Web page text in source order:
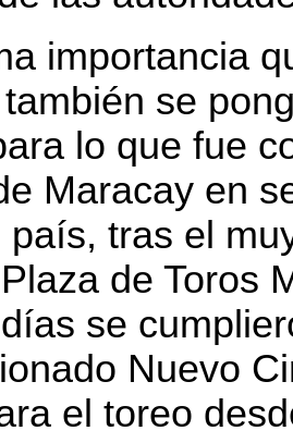
importancia
se
lo que fue
Maracay en
país, tras el
de Toros
se
Nuevo
el toreo